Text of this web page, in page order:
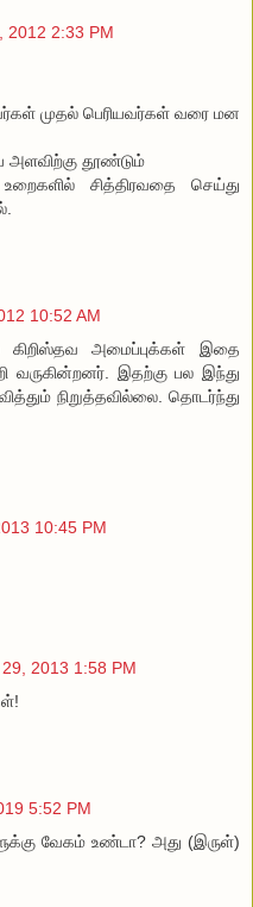
2012 2:33 PM
முதல் பெரியவர்கள் வரை மன
தூண்டும்
சித்திரவதை செய்து
10:52 AM
அமைப்புக்கள் இதை
இதற்கு பல இந்து
நிறுத்தவில்லை. தொடர்ந்து
10:45 PM
2013 1:58 PM
5:52 PM
வேகம் உண்டா? அது (இருள்)